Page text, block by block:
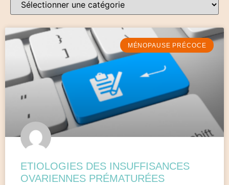
MÉNOPAUSE PRÉCOCE
ETIOLOGIES DES INSUFFISANCES
OVARIENNES PRÉMATURÉES